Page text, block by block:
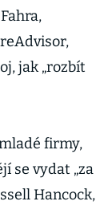
jak „rozbít
firmy,
se vydat „za
Hancock,